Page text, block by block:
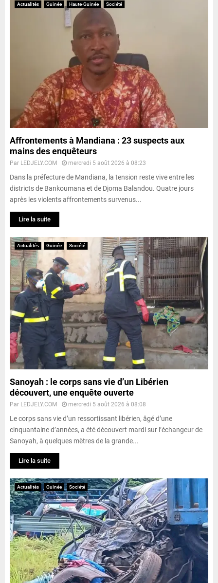
Actualités Guinée Haute-Guinée Société
Affrontements à Mandiana : 23 suspects aux
mains des enquêteurs
Par LEDJELY.COM mercredi 5 août 2026 à 08:23
Dans la préfecture de Mandiana, la tension reste vive entre les
districts de Bankoumana et de Djoma Balandou. Quatre jours
après les violents affrontements survenus...
Lire la suite
Actualités Guinée Société
Sanoyah : le corps sans vie d’un Libérien
découvert, une enquête ouverte
Par LEDJELY.COM mercredi 5 août 2026 à 08:08
Le corps sans vie d’un ressortissant libérien, âgé d’une
cinquantaine d’années, a été découvert mardi sur l’échangeur de
Sanoyah, à quelques mètres de la grande...
Lire la suite
Actualités Guinée Société